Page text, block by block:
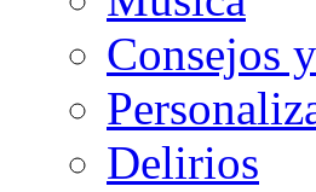
Consejos
Delirios